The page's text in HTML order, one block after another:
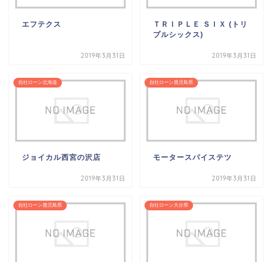
エフテクス
2019年3月31日
ＴＲＩＰＬＥ ＳＩＸ (トリ
プルシックス)
2019年3月31日
自社ローン北海道
ジョイカル西宮の沢店
2019年3月31日
自社ローン鹿児島県
モータースパイステツ
2019年3月31日
自社ローン鹿児島県 自社ローン大分県